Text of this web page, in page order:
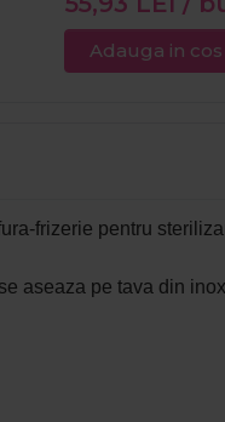
Adauga in cos
frizerie pentru
aseaza pe tava din